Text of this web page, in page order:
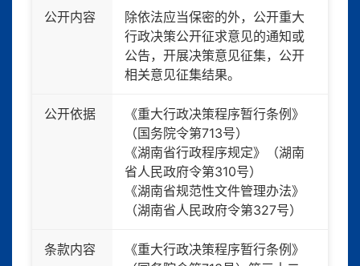
公开内容
除依法应当保密的外，公开重大
行政决策公开征求意见的通知或
公告，开展决策意见征集，公开
相关意见征集结果。
公开依据
《重大行政决策程序暂行条例》
（国务院令第713号）
《湖南省行政程序规定》（湖南
省人民政府令第310号）
《湖南省规范性文件管理办法》
（湖南省人民政府令第327号）
条款内容
《重大行政决策程序暂行条例》